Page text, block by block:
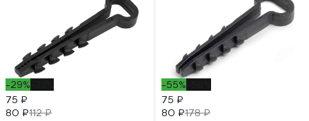
-29%
75 ₽
80 ₽112 ₽
-55%
75 ₽
80 ₽178 ₽